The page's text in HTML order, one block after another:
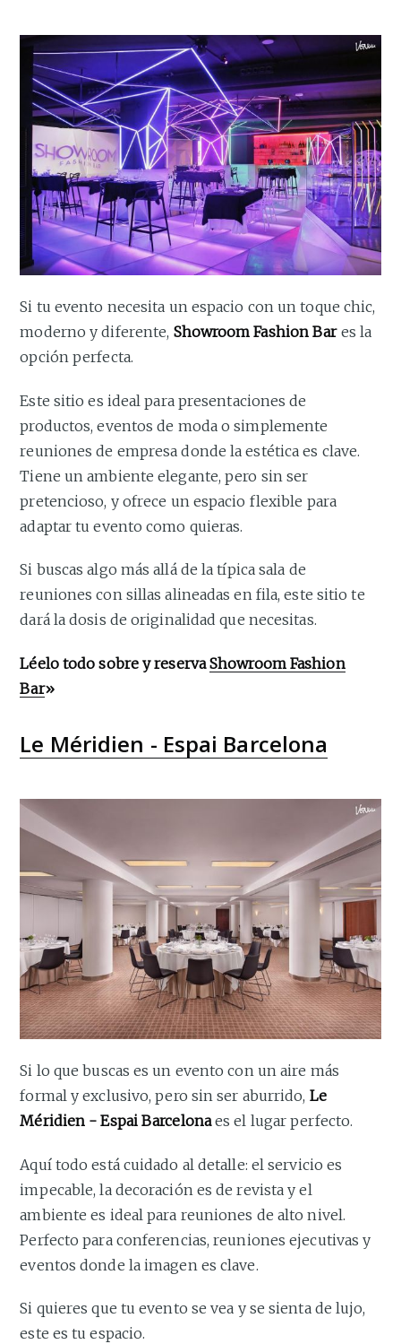
Si tu evento necesita un espacio con un toque chic,
moderno y diferente, Showroom Fashion Bar es la
opción perfecta.
Este sitio es ideal para presentaciones de
productos, eventos de moda o simplemente
reuniones de empresa donde la estética es clave.
Tiene un ambiente elegante, pero sin ser
pretencioso, y ofrece un espacio flexible para
adaptar tu evento como quieras.
Si buscas algo más allá de la típica sala de
reuniones con sillas alineadas en fila, este sitio te
dará la dosis de originalidad que necesitas.
Léelo todo sobre y reservaShowroom Fashion
Bar»
Le Méridien - Espai Barcelona
Si lo que buscas es un evento con un aire más
formal y exclusivo, pero sin ser aburrido, Le
Méridien - Espai Barcelonaes el lugar perfecto.
Aquí todo está cuidado al detalle: el servicio es
impecable, la decoración es de revista y el
ambiente es ideal para reuniones de alto nivel.
Perfecto para conferencias, reuniones ejecutivas y
eventos donde la imagen es clave.
Si quieres que tu evento se vea y se sienta de lujo,
este es tu espacio.